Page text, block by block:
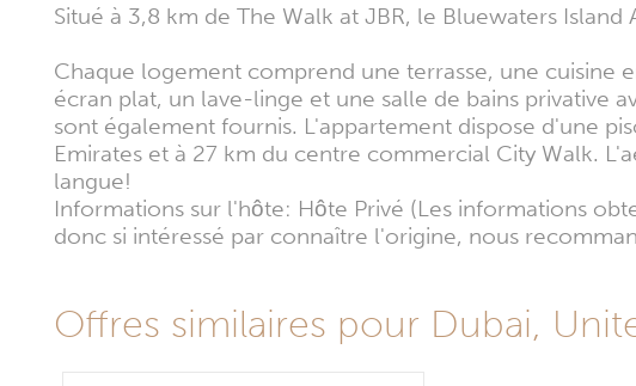
Situé à 3,8 km de The Walk at JBR, le Bluewaters
Chaque logement comprend une terrasse, une cuisine
écran plat, un lave-linge et une salle de bains privative
sont également fournis. L'appartement dispose d'une
Emirates et à 27 km du centre commercial City Walk.
langue!
Informations sur l'hôte: Hôte Privé (Les informations
donc si intéressé par connaître l'origine, nous
Offres similaires pour Dubai,